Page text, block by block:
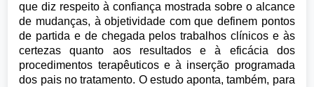
que diz respeito à confiança mostrada sobre o alcance
de mudanças, à objetividade com que definem pontos
de partida e de chegada pelos trabalhos clínicos e às
certezas quanto aos resultados e à eficácia dos
procedimentos terapêuticos e à inserção programada
dos pais no tratamento. O estudo aponta, também, para